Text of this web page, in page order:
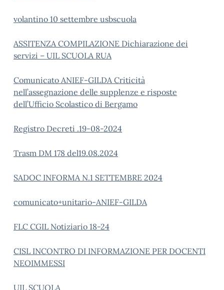
volantino 10 settembre usbscuola
ASSITENZA COMPILAZIONE Dichiarazione dei
servizi – UIL SCUOLA RUA
Comunicato ANIEF-GILDA Criticità
nell’assegnazione delle supplenze e risposte
dell’Ufficio Scolastico di Bergamo
Registro Decreti .19-08-2024
Trasm DM 178 del19.08.2024
SADOC INFORMA N.1 SETTEMBRE 2024
comunicato+unitario-ANIEF-GILDA
FLC CGIL Notiziario 18-24
CISL INCONTRO DI INFORMAZIONE PER DOCENTI
NEOIMMESSI
UIL SCUOLA